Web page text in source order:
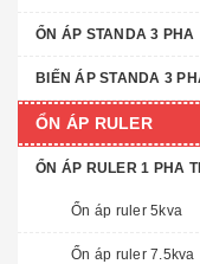
ỔN ÁP STANDA 3 PHA
BIẾN ÁP STANDA 3
ỔN ÁP RULER
ỔN ÁP RULER 1 PHA
Ổn áp ruler 5kva
Ổn áp ruler 7.5kva